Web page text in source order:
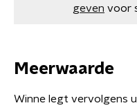
geven voor
Meerwaarde
Winne legt vervolgens